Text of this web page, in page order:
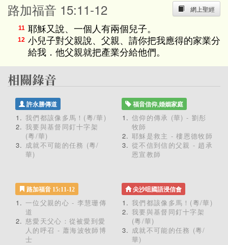
網上聖經
路加福音 15:11-12
11 耶穌又說、一個人有兩個兒子。
12 小兒子對父親說、父親、請你把我應得的家業分
給我．他父親就把產業分給他們。
許永勝傳道
我們都該像多馬！(粵/華)
我要與基督同釘十字架
(粵/華)
成就不可能的任務 (粵/
華)
福音信仰,婚姻家庭
信仰的傳承 (華) - 劉彤
牧師
耶穌是救主 - 樓恩德牧師
從不信到信的父親 - 趙承
恩宣教師
路加福音 15:11-12
一位父親的心 - 李慧珊傳
道
慈愛天父心：從被愛到愛
人的呼召 - 蕭海波牧師博
士
尖沙咀國語浸信會
我們都該像多馬！(粵/華)
我要與基督同釘十字架
(粵/華)
成就不可能的任務 (粵/
華)